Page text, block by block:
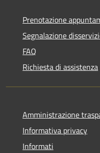
Prenotazione
Segnalazione
FAQ
Richiesta di assistenza
Amministrazione
Informativa privacy
Informati